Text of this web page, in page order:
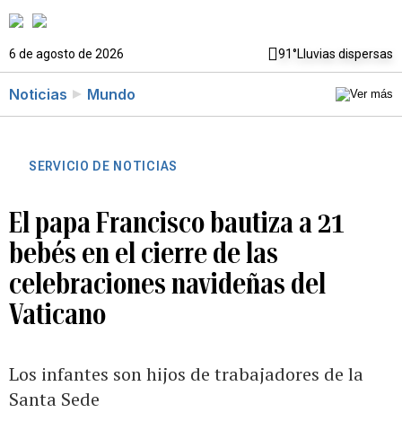
6 de agosto de 2026 91°Lluvias dispersas
Noticias Mundo
SERVICIO DE NOTICIAS
El papa Francisco bautiza a 21
bebés en el cierre de las
celebraciones navideñas del
Vaticano
Los infantes son hijos de trabajadores de la
Santa Sede